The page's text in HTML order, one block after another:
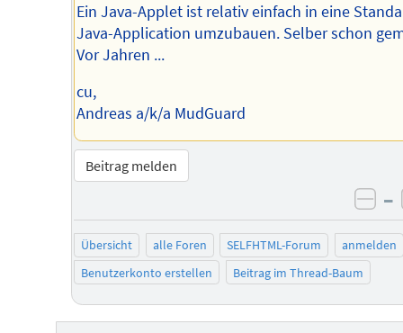
Ein Java-Applet ist relativ einfach in eine
Java-Application umzubauen. Selber schon
Vor Jahren ...
cu,
Andreas a/k/a MudGuard
Beitrag melden
–
Übersicht alle Foren SELFHTML-Forum
anmelden
Benutzerkonto erstellen
Beitrag im Thread-Baum